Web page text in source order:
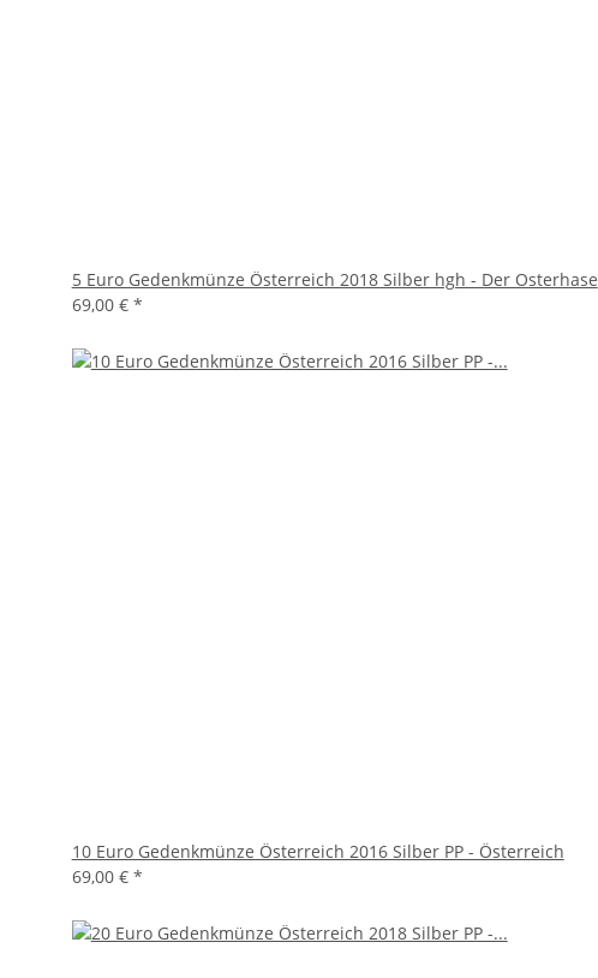
5 Euro Gedenkmünze Österreich 2018 Silber hgh - Der Osterhase
69,00 € *
10 Euro Gedenkmünze Österreich 2016 Silber PP - Österreich
69,00 € *